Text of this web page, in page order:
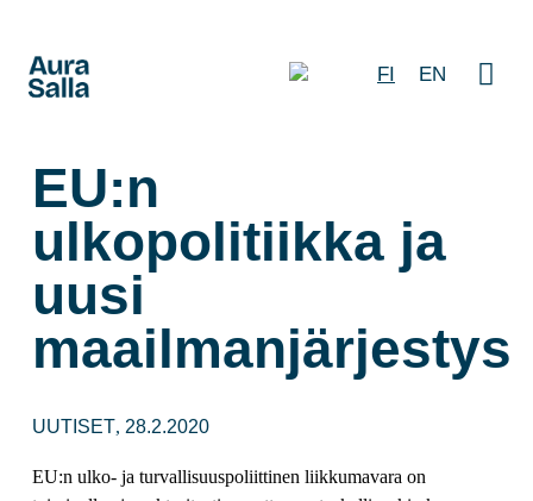
FI EN
EU:n
ulkopolitiikka ja
uusi
maailmanjärjestys
UUTISET, 28.2.2020
EU:n ulko- ja turvallisuuspoliittinen liikkumavara on